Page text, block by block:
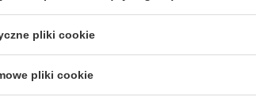
z napisem można prać w
Wymiary: Beżowy Króliś ok.
pliki cookie
pliki cookie